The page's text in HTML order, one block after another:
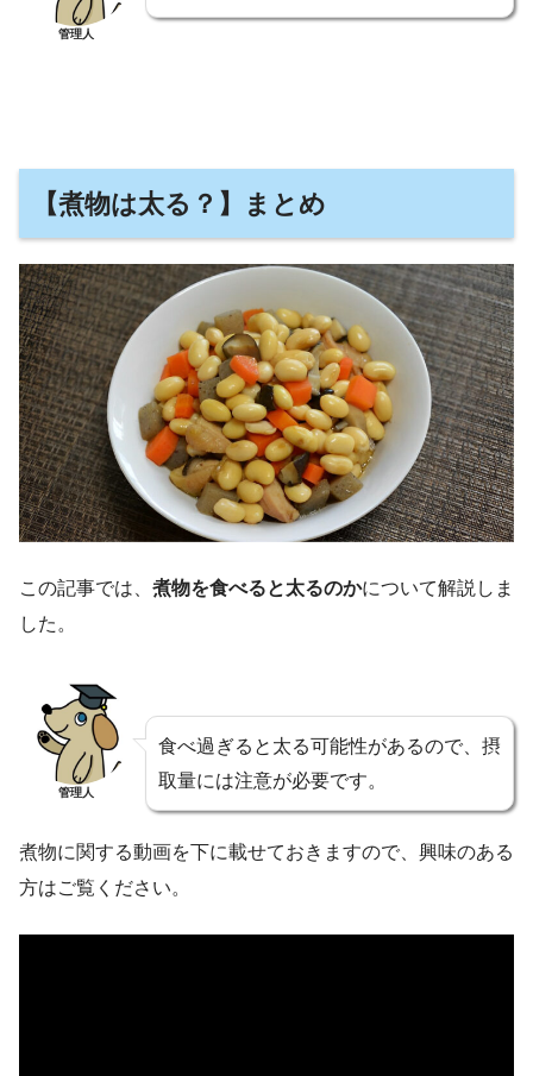
管理人
【煮物は太る？】まとめ
この記事では、 煮物を食べると太るのかについて解説しま
した。
管理人
食べ過ぎると太る可能性があるので、摂
取量には注意が必要です。
煮物に関する動画を下に載せておきますので、興味のある
方はご覧ください。